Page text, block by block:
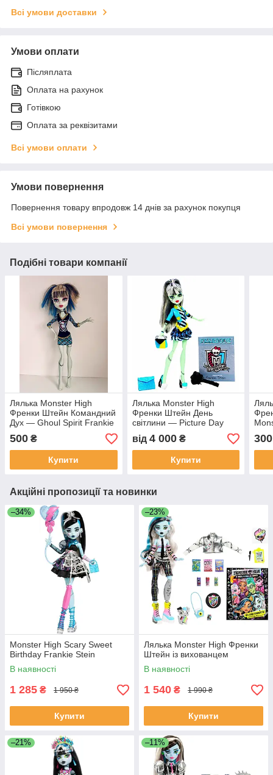
Всі умови доставки
Умови оплати
Післяплата
Оплата на рахунок
Готівкою
Оплата за реквізитами
Всі умови оплати
Умови повернення
Повернення товару впродовж 14 днів за рахунок покупця
Всі умови повернення
Подібні товари компанії
Лялька Monster High
Френки Штейн Командний
Дух — Ghoul Spirit Frankie
Stein
500 ₴
Купити
Лялька Monster High
Френки Штейн День
світлини — Picture Day
Frankie Stein
від 4 000₴
Купити
300
Акційні пропозиції та новинки
–34%
Monster High Scary Sweet
Birthday Frankie Stein
В наявності
1 285 ₴ 1 950 ₴
Купити
–23%
Лялька Monster High Френки
Штейн із вихованцем
В наявності
1 540 ₴ 1 990 ₴
Купити
–21% –11%